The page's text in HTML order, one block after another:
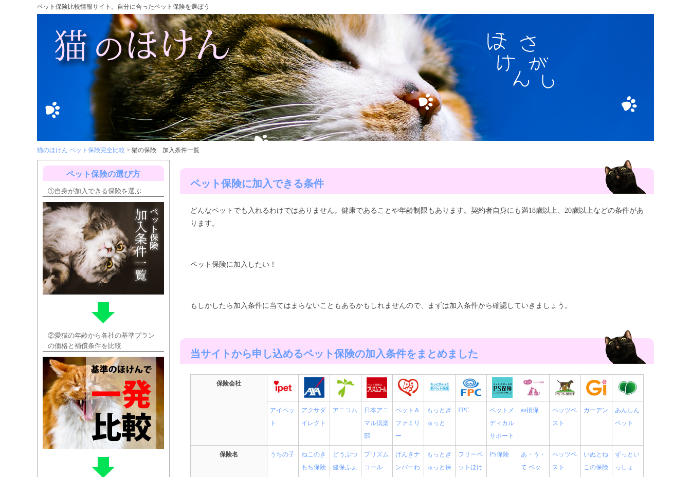
ペット保険比較情報サイト。自分に合ったペット保険を選ぼう
猫のほけん ペット保険完全比較 > 猫の保険 加入条件一覧
ペット保険の選び方
①自身が加入できる保険を選ぶ
②愛猫の年齢から各社の基準プラン
の価格と補償条件を比較
ペット保険に加入できる条件
どんなペットでも入れるわけではありません。健康であることや年齢制限もあります。契約者自身にも満18歳以上、20歳以上などの条件があ
ります。
ペット保険に加入したい！
もしかしたら加入条件に当てはまらないこともあるかもしれませんので、まずは加入条件から確認していきましょう。
当サイトから申し込めるペット保険の加入条件をまとめました
保険会社
アイペッ
ト
アクサダ
イレクト
アニコム
日本アニ
マル倶楽
部
ペット＆
ファミリ
ー
もっとぎ
ゅっと
FPC
ペットメ
ディカル
サポート
au損保
ペッツベ
スト
ガーデン
あんしん
ペット
保険名 うちの子
ねこのき
もち保険
どうぶつ
健保ふぁ
プリズム
コール
げんきナ
ンバーわ
もっとぎ
ゅっと保
フリーペ
ットほけ
PS保険
あ・う・
て ペッ
ペッツベ
スト
いぬとね
この保険
ずっとい
っしょ